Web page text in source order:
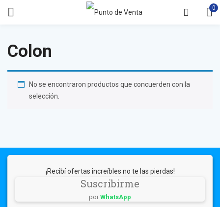
0
Colon
No se encontraron productos que concuerden con la
selección.
¡Recibí ofertas increíbles no te las pierdas!
Suscribirme
por WhatsApp